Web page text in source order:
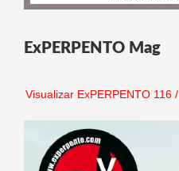
ExPERPENTO Mag
Visualizar ExPERPENTO 116/